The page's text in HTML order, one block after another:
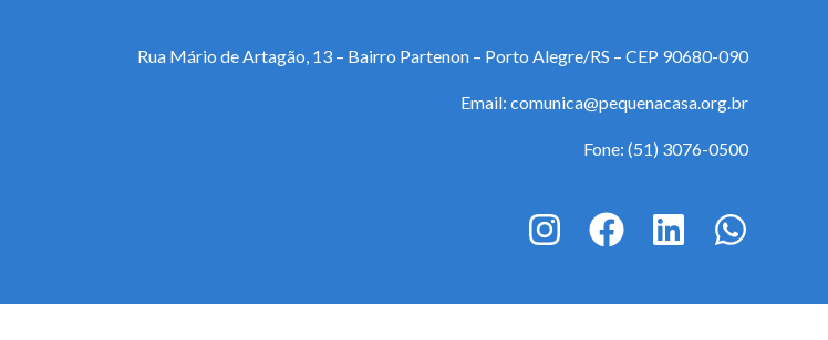
Rua Mário de Artagão, 13 – Bairro Partenon – Porto Alegre/RS – CEP 90680-090
Email: comunica@pequenacasa.org.br
Fone: (51) 3076-0500